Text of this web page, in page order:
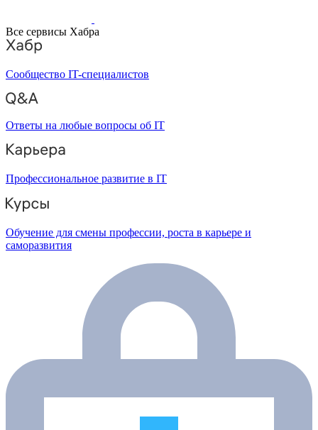
Все сервисы Хабра
Сообщество IT-специалистов
Ответы на любые вопросы об IT
Профессиональное развитие в IT
Обучение для смены профессии, роста в карьере и
саморазвития